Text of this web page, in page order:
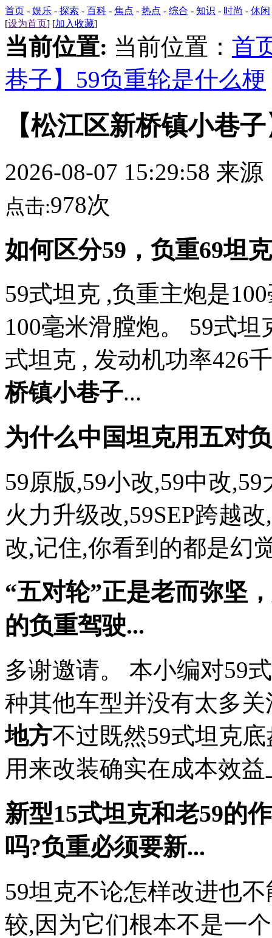
首页 - 娱乐 - 探索 - 百科 - 焦点 - 热点 - 综合 - 知识 - 时尚 - 休闲
[设为首页] [加入收藏]
当前位置: 当前位置： 首
巷子】59负重轮是什么梗
【松江区新桥镇小巷
2026-08-07 15:29:58 来源
点击:978次
如何区分59，负重69坦克
59式坦克 ,负重主炮是
100毫米滑膛炮。 59式
式坦克 , 发动机功率426
桥镇小巷子...
为什么中国坦克用五对
59原版,59小改,59中改
火力升级改,59SEP跨越
改,记住,你看到的都是幻
“五对轮”正是老而弥坚
的负重驾驶...
多谢邀请。 本小编对59
种其他车型并没有太多关
地方不过既然59式坦克
用来改装确实在成本效
新型15式坦克和老59的
吗?负重必须要新...
59坦克不论怎样改进也
较,因为它们根本不是一